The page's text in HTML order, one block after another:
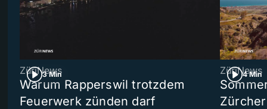
3 Min
ZüriNews
Warum Rapperswil trotzdem
Feuerwerk zünden darf
4 Min
ZüriNews